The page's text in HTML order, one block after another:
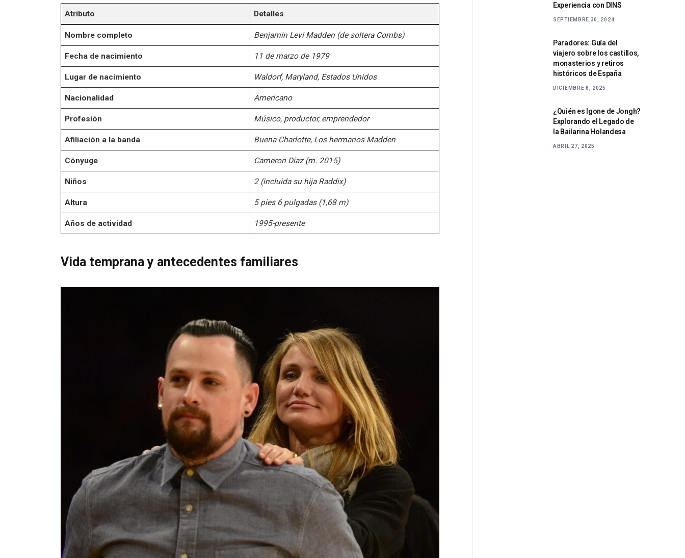
Atributo Detalles
Nombre completo Benjamin Levi Madden (de soltera Combs)
Fecha de nacimiento 11 de marzo de 1979
Lugar de nacimiento Waldorf, Maryland, Estados Unidos
Nacionalidad Americano
Profesión Músico, productor, emprendedor
Afiliación a la banda Buena Charlotte, Los hermanos Madden
Cónyuge Cameron Diaz (m. 2015)
Niños 2 (incluida su hija Raddix)
Altura 5 pies 6 pulgadas (1,68 m)
Años de actividad 1995-presente
Vida temprana y antecedentes familiares
Experiencia con DINS
SEPTIEMBRE 30, 2024
Paradores: Guía del
viajero sobre los castillos,
monasterios y retiros
históricos de España
DICIEMBRE 8, 2025
¿Quién es Igone de Jongh?
Explorando el Legado de
la Bailarina Holandesa
ABRIL 27, 2025